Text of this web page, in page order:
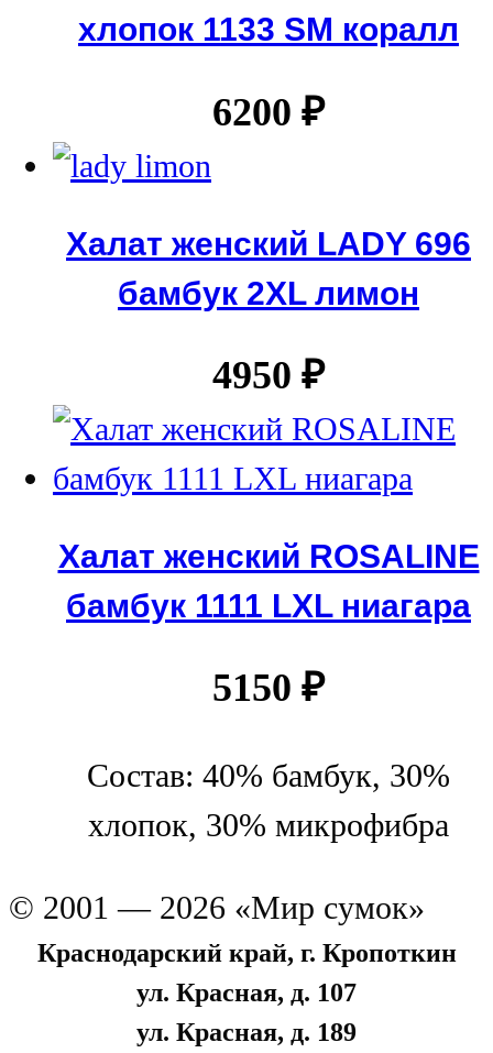
хлопок 1133 SM коралл
6200 ₽
Халат женский LADY 696
бамбук 2XL лимон
4950 ₽
Халат женский ROSALINE
бамбук 1111 LXL ниагара
5150 ₽
Состав: 40% бамбук, 30%
хлопок, 30% микрофибра
© 2001 — 2026 «Мир сумок»
Краснодарский край, г. Кропоткин
ул. Красная, д. 107
ул. Красная, д. 189